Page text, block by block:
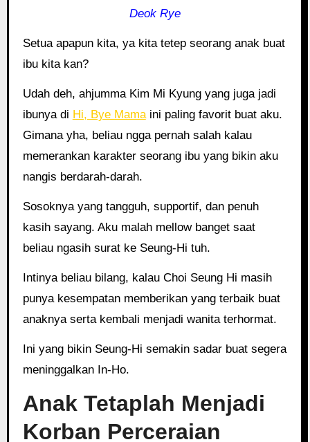
Deok Rye
Setua apapun kita, ya kita tetep seorang anak buat
ibu kita kan?
Udah deh, ahjumma Kim Mi Kyung yang juga jadi
ibunya di Hi, Bye Mamaini paling favorit buat aku.
Gimana yha, beliau ngga pernah salah kalau
memerankan karakter seorang ibu yang bikin aku
nangis berdarah-darah.
Sosoknya yang tangguh, supportif, dan penuh
kasih sayang. Aku malah mellow banget saat
beliau ngasih surat ke Seung-Hi tuh.
Intinya beliau bilang, kalau Choi Seung Hi masih
punya kesempatan memberikan yang terbaik buat
anaknya serta kembali menjadi wanita terhormat.
Ini yang bikin Seung-Hi semakin sadar buat segera
meninggalkan In-Ho.
Anak Tetaplah Menjadi
Korban Perceraian